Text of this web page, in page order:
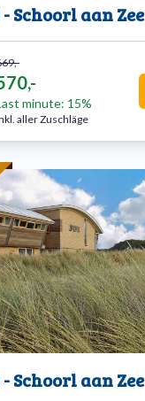
Schoorl aan Zee
minute: 15%
aller Zuschläge
Schoorl aan Zee